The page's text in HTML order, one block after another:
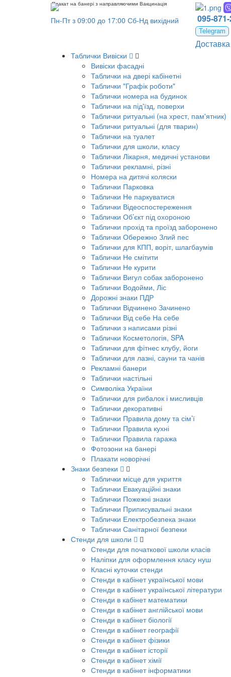
Пн-Пт з 09:00 до 17:00 Сб-Нд вихідний
095-
Telegram
Доставка
Таблички Вивіски
Вивіски фасадні
Таблички на двері кабінетні
Таблички "Графік роботи"
Таблички номера на будинок
Таблички на під'їзд, поверхи
Таблички ритуальні (на хрест, пам'ятник)
Таблички ритуальні (для тварин)
Таблички на туалет
Таблички для школи, класу
Таблички Лікарня, медичні установи
Таблички рекламні, різні
Номера на дитячі коляски
Таблички Парковка
Таблички Не паркуватися
Таблички Відеоспостереження
Таблички Об’єкт під охороною
Таблички прохід та проїзд заборонено
Таблички Обережно Злий пес
Таблички для КПП, воріт, шлагбаумів
Таблички Не смітити
Таблички Не курити
Таблички Вигул собак заборонено
Таблички Водойми, Ліс
Дорожні знаки ПДР
Таблички Відчинено Зачинено
Таблички Від себе На себе
Таблички з написами різні
Таблички Косметологія, SPA
Таблички для фітнес клубу, йоги
Таблички для лазні, сауни та чанів
Рекламні банери
Таблички настільні
Символіка України
Таблички для рибалок і мисливців
Таблички декоративні
Таблички Правила дому та сім’ї
Таблички Правила кухні
Таблички Правила гаража
Фотозони на банері
Плакати новорічні
Знаки безпеки
Таблички місце для укриття
Таблички Евакуаційні знаки
Таблички Пожежні знаки
Таблички Приписувальні знаки
Таблички Електробезпека знаки
Таблички Санітарної безпеки
Стенди для школи
Стенди для початкової школи класів
Наліпки для оформлення класу нуш
Класні куточки стенди
Стенди в кабінет української мови
Стенди в кабінет української літератури
Стенди в кабінет математики
Стенди в кабінет англійської мови
Стенди в кабінет біології
Стенди в кабінет географії
Стенди в кабінет фізики
Стенди в кабінет історії
Стенди в кабінет хімії
Стенди в кабінет інформатики
Плакат на банері з направляючими Вакцинація